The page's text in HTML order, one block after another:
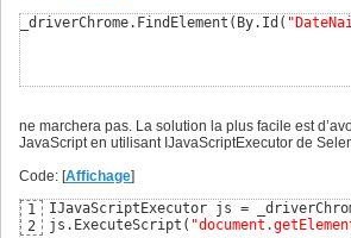
_driverChrome.FindElement ( By.Id (
ne marchera pas. La solution la plus facile est
JavaScript en utilisant IJavaScriptExecutor de
Code: [Affichage]
1
2
IJavaScriptExecutor js =
js.ExecuteScript (